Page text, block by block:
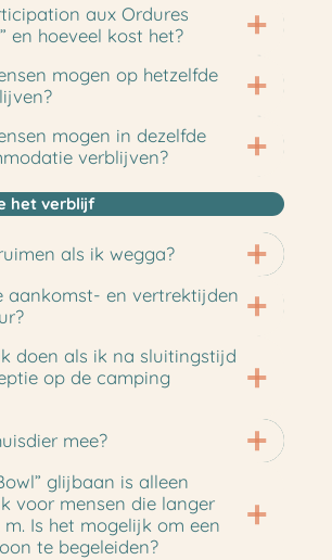
aux Ordures
en hoeveel kost het?
mogen op hetzelfde
mogen in dezelfde
verblijven?
het verblijf
als ik wegga?
aankomst- en vertrektijden
doen als ik na sluitingstijd
op de camping
mee?
glijbaan is alleen
voor mensen die langer
m. Is het mogelijk om een
te begeleiden?